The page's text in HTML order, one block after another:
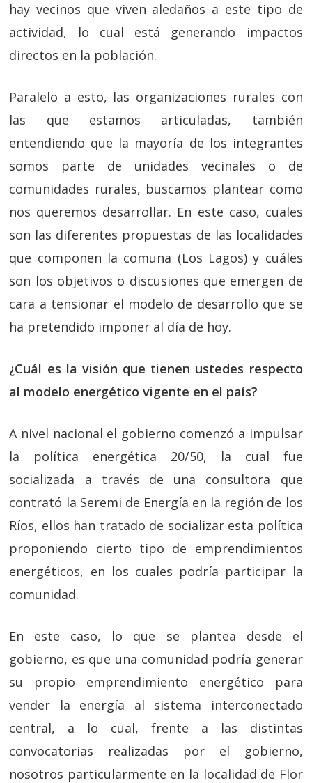
hay vecinos que viven aledaños a este tipo de
actividad, lo cual está generando impactos
directos en la población.
Paralelo a esto, las organizaciones rurales con
las que estamos articuladas, también
entendiendo que la mayoría de los integrantes
somos parte de unidades vecinales o de
comunidades rurales, buscamos plantear como
nos queremos desarrollar. En este caso, cuales
son las diferentes propuestas de las localidades
que componen la comuna (Los Lagos) y cuáles
son los objetivos o discusiones que emergen de
cara a tensionar el modelo de desarrollo que se
ha pretendido imponer al día de hoy.
¿Cuál es la visión que tienen ustedes respecto
al modelo energético vigente en el país?
A nivel nacional el gobierno comenzó a impulsar
la política energética 20/50, la cual fue
socializada a través de una consultora que
contrató la Seremi de Energía en la región de los
Ríos, ellos han tratado de socializar esta política
proponiendo cierto tipo de emprendimientos
energéticos, en los cuales podría participar la
comunidad.
En este caso, lo que se plantea desde el
gobierno, es que una comunidad podría generar
su propio emprendimiento energético para
vender la energía al sistema interconectado
central, a lo cual, frente a las distintas
convocatorias realizadas por el gobierno,
nosotros particularmente en la localidad de Flor